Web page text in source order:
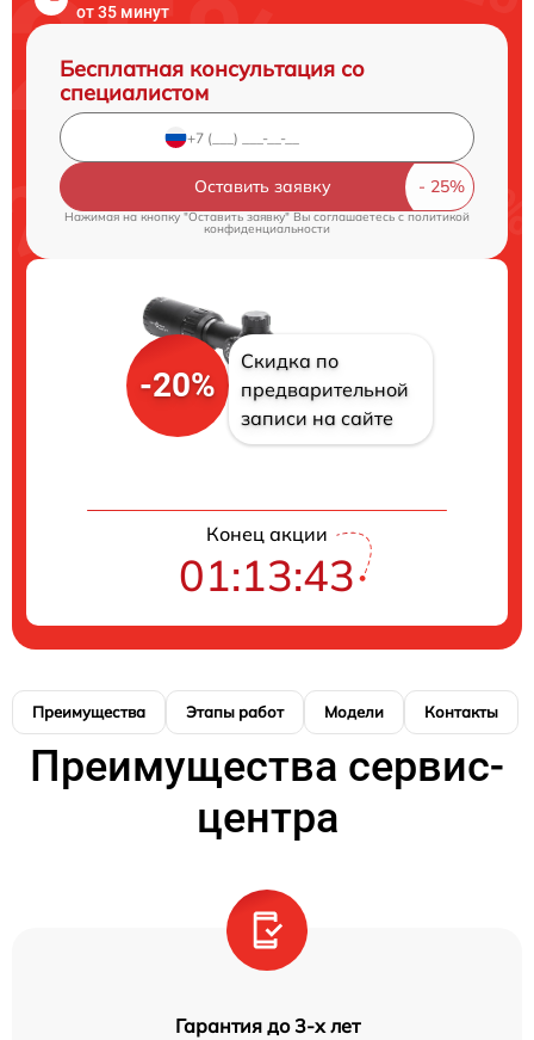
от 35 минут
Бесплатная консультация со
специалистом
Оставить заявку
Нажимая на кнопку "Оставить заявку" Вы соглашаетесь cполитикой
конфиденциальности
-20%
Скидка по
предварительной
записи на сайте
Конец акции
01:13:42
Преимущества Этапы работ Модели Контакты
Преимущества сервис-
центра
Гарантия до 3-х лет